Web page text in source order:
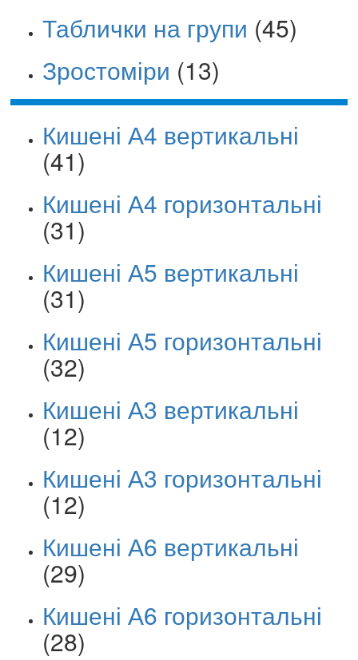
Таблички на групи (45)
Зростоміри (13)
Кишені А4 вертикальні
(41)
Кишені А4 горизонтальні
(31)
Кишені А5 вертикальні
(31)
Кишені А5 горизонтальні
(32)
Кишені А3 вертикальні
(12)
Кишені А3 горизонтальні
(12)
Кишені А6 вертикальні
(29)
Кишені А6 горизонтальні
(28)